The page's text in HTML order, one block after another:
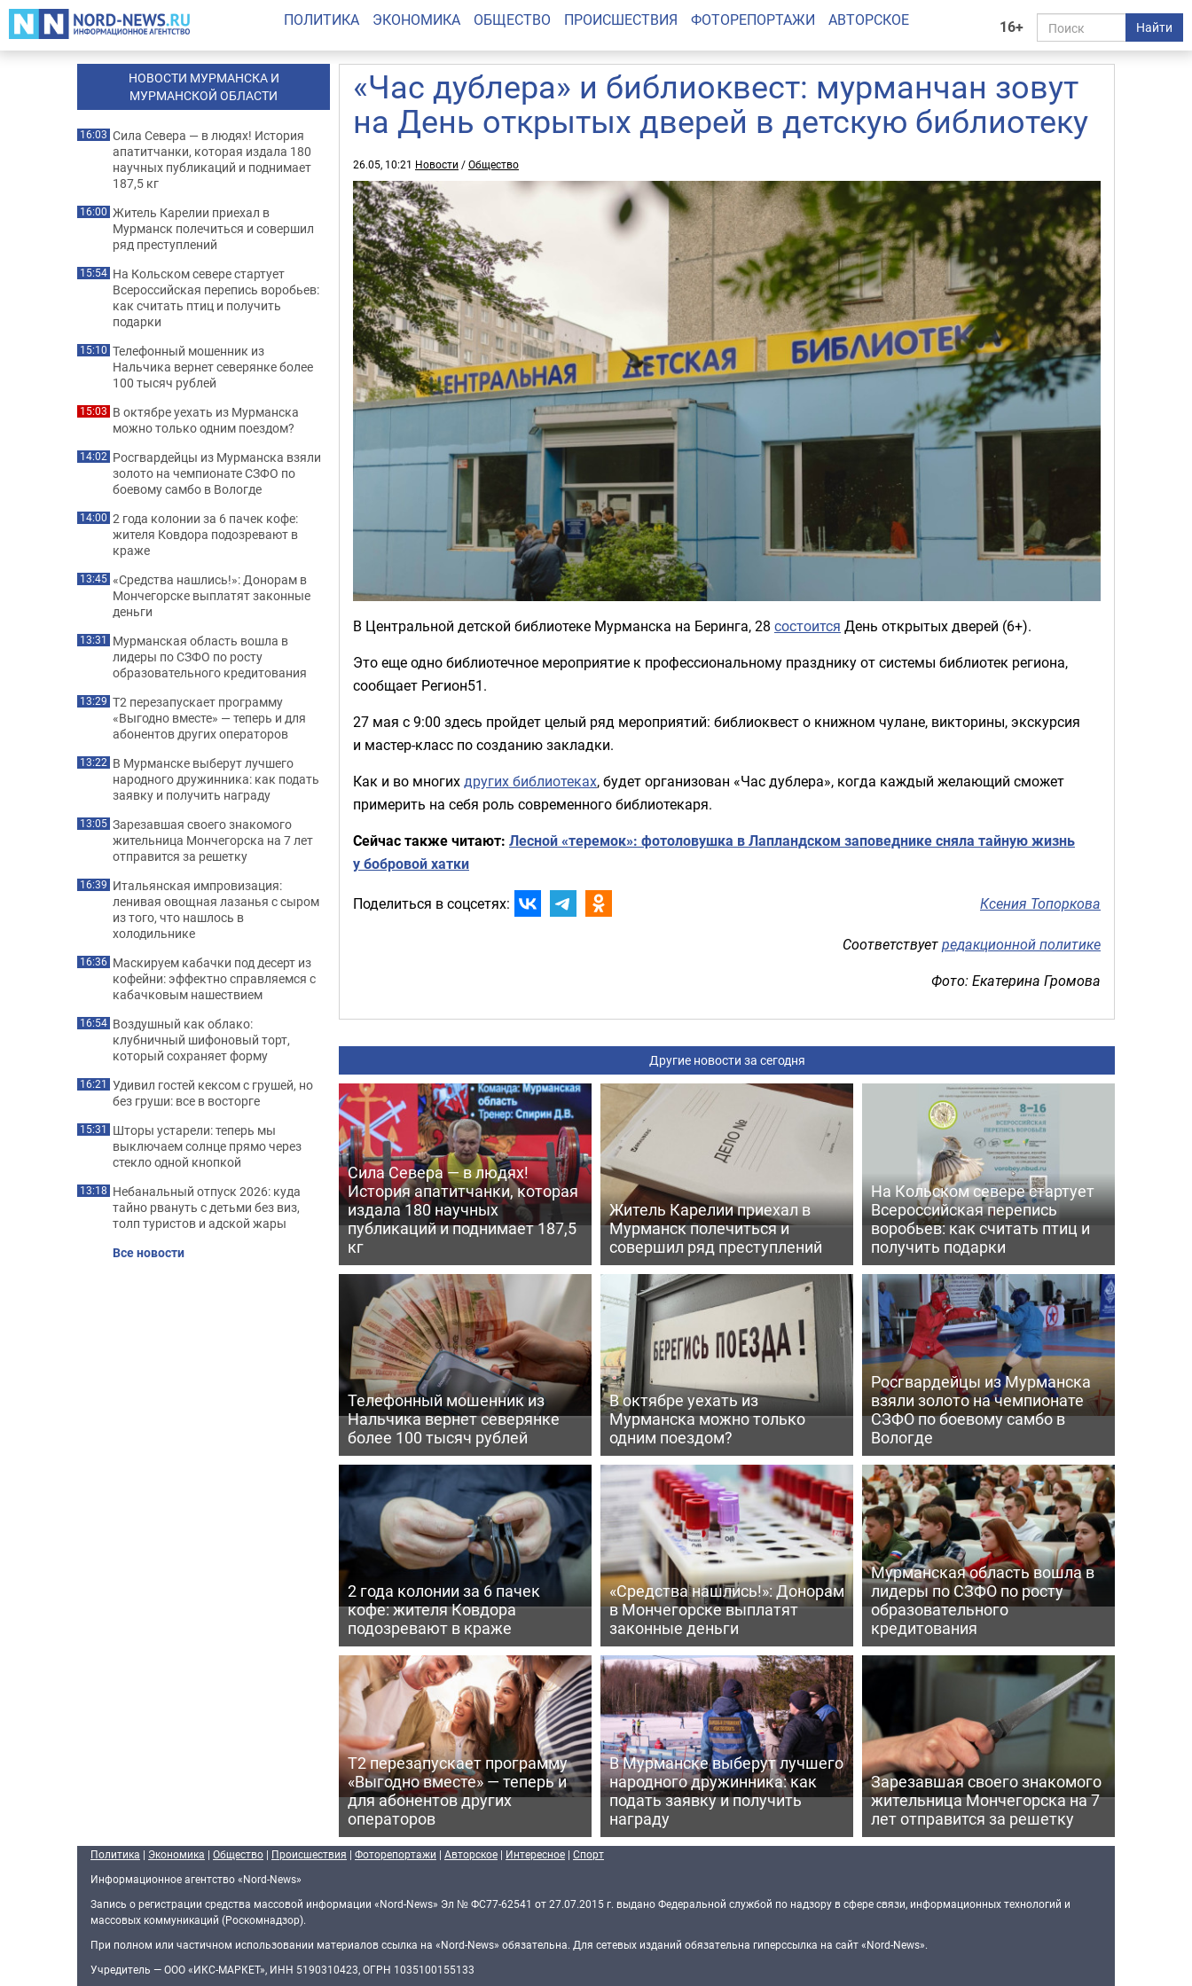
16+ Найти
ПОЛИТИКА ЭКОНОМИКА ОБЩЕСТВО ПРОИСШЕСТВИЯ ФОТОРЕПОРТАЖИ АВТОРСКОЕ
«Час дублера» и библиоквест: мурманчан зовут
на День открытых дверей в детскую библиотеку
26.05, 10:21 Новости /Общество
В Центральной детской библиотеке Мурманска на Беринга, 28 состоится День открытых дверей (6+).
Это еще одно библиотечное мероприятие к профессиональному празднику от системы библиотек региона,
сообщает Регион51.
27 мая с 9:00 здесь пройдет целый ряд мероприятий: библиоквест о книжном чулане, викторины, экскурсия
и мастер-класс по созданию закладки.
Как и во многихдругих библиотеках, будет организован «Час дублера», когда каждый желающий сможет
примерить на себя роль современного библиотекаря.
Сейчас также читают: Лесной «теремок»: фотоловушка в Лапландском заповеднике сняла тайную жизнь
у бобровой хатки
Поделиться в соцсетях: Ксения Топоркова
Соответствуетредакционной политике
Фото: Екатерина Громова
Другие новости за сегодня
Сила Севера — в людях!
История апатитчанки, которая
издала 180 научных
публикаций и поднимает 187,5
кг
Житель Карелии приехал в
Мурманск полечиться и
совершил ряд преступлений
На Кольском севере стартует
Всероссийская перепись
воробьев: как считать птиц и
получить подарки
Телефонный мошенник из
Нальчика вернет северянке
более 100 тысяч рублей
В октябре уехать из
Мурманска можно только
одним поездом?
Росгвардейцы из Мурманска
взяли золото на чемпионате
СЗФО по боевому самбо в
Вологде
2 года колонии за 6 пачек
кофе: жителя Ковдора
подозревают в краже
«Средства нашлись!»: Донорам
в Мончегорске выплатят
законные деньги
Мурманская область вошла в
лидеры по СЗФО по росту
образовательного
кредитования
Т2 перезапускает программу
«Выгодно вместе» — теперь и
для абонентов других
операторов
В Мурманске выберут лучшего
народного дружинника: как
подать заявку и получить
награду
Зарезавшая своего знакомого
жительница Мончегорска на 7
лет отправится за решетку
НОВОСТИ МУРМАНСКА И
МУРМАНСКОЙ ОБЛАСТИ
16:03 Сила Севера — в людях! История
апатитчанки, которая издала 180
научных публикаций и поднимает
187,5 кг
16:00 Житель Карелии приехал в
Мурманск полечиться и совершил
ряд преступлений
15:54 На Кольском севере стартует
Всероссийская перепись воробьев:
как считать птиц и получить
подарки
15:10 Телефонный мошенник из
Нальчика вернет северянке более
100 тысяч рублей
15:03 В октябре уехать из Мурманска
можно только одним поездом?
14:02 Росгвардейцы из Мурманска взяли
золото на чемпионате СЗФО по
боевому самбо в Вологде
14:00 2 года колонии за 6 пачек кофе:
жителя Ковдора подозревают в
краже
13:45 «Средства нашлись!»: Донорам в
Мончегорске выплатят законные
деньги
13:31 Мурманская область вошла в
лидеры по СЗФО по росту
образовательного кредитования
13:29 Т2 перезапускает программу
«Выгодно вместе» — теперь и для
абонентов других операторов
13:22 В Мурманске выберут лучшего
народного дружинника: как подать
заявку и получить награду
13:05 Зарезавшая своего знакомого
жительница Мончегорска на 7 лет
отправится за решетку
16:39 Итальянская импровизация:
ленивая овощная лазанья с сыром
из того, что нашлось в
холодильнике
16:36 Маскируем кабачки под десерт из
кофейни: эффектно справляемся с
кабачковым нашествием
16:54 Воздушный как облако:
клубничный шифоновый торт,
который сохраняет форму
16:21 Удивил гостей кексом с грушей, но
без груши: все в восторге
15:31 Шторы устарели: теперь мы
выключаем солнце прямо через
стекло одной кнопкой
13:18 Небанальный отпуск 2026: куда
тайно рвануть с детьми без виз,
толп туристов и адской жары
Все новости
Политика | Экономика | Общество | Происшествия | Фоторепортажи | Авторское | Интересное | Спорт
Информационное агентство «Nord-News»
Запись о регистрации средства массовой информации «Nord-News» Эл № ФС77-62541 от 27.07.2015 г. выдано Федеральной службой по надзору в сфере связи, информационных технологий и
массовых коммуникаций (Роскомнадзор).
При полном или частичном использовании материалов ссылка на «Nord-News» обязательна. Для сетевых изданий обязательна гиперссылка на сайт «Nord-News».
Учредитель — ООО «ИКС-МАРКЕТ», ИНН 5190310423, ОГРН 1035100155133